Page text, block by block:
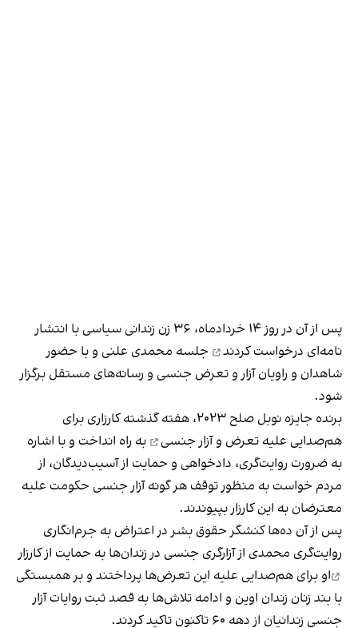
پس از آن در روز ۱۴ خردادماه، ۳۶ زن زندانی سیاسی با انتشار
نامه‌ای درخواست کردند
جلسه محمدی علنی و با حضور
شاهدان و راویان آزار و تعرض جنسی و رسانه‌های مستقل برگزار
شود.
برنده جایزه نوبل صلح ۲۰۲۳، هفته گذشته
کارزاری برای
هم‌صدایی‌ علیه‌ تعرض و آزار جنسی
به راه انداخت و با اشاره
به ضرورت روایت‌گری، دادخواهی و حمایت از آسیب‌دیدگان، از
مردم خواست به منظور توقف هر گونه آزار جنسی حکومت علیه
معترضان به این کارزار بپیوندند.
پس از آن ده‌ها کنشگر حقوق بشر در اعتراض به جرم‌انگاری
روایت‌گری محمدی از آزارگری جنسی در زندان‌ها به حمایت از کارزار
او برای هم‌صدایی علیه این تعرض‌ها پرداختند و بر همبستگی
با بند زنان زندان اوین و ادامه تلاش‌ها به قصد ثبت روایات آزار
جنسی زندانیان از دهه ۶۰ تاکنون تاکید کردند.